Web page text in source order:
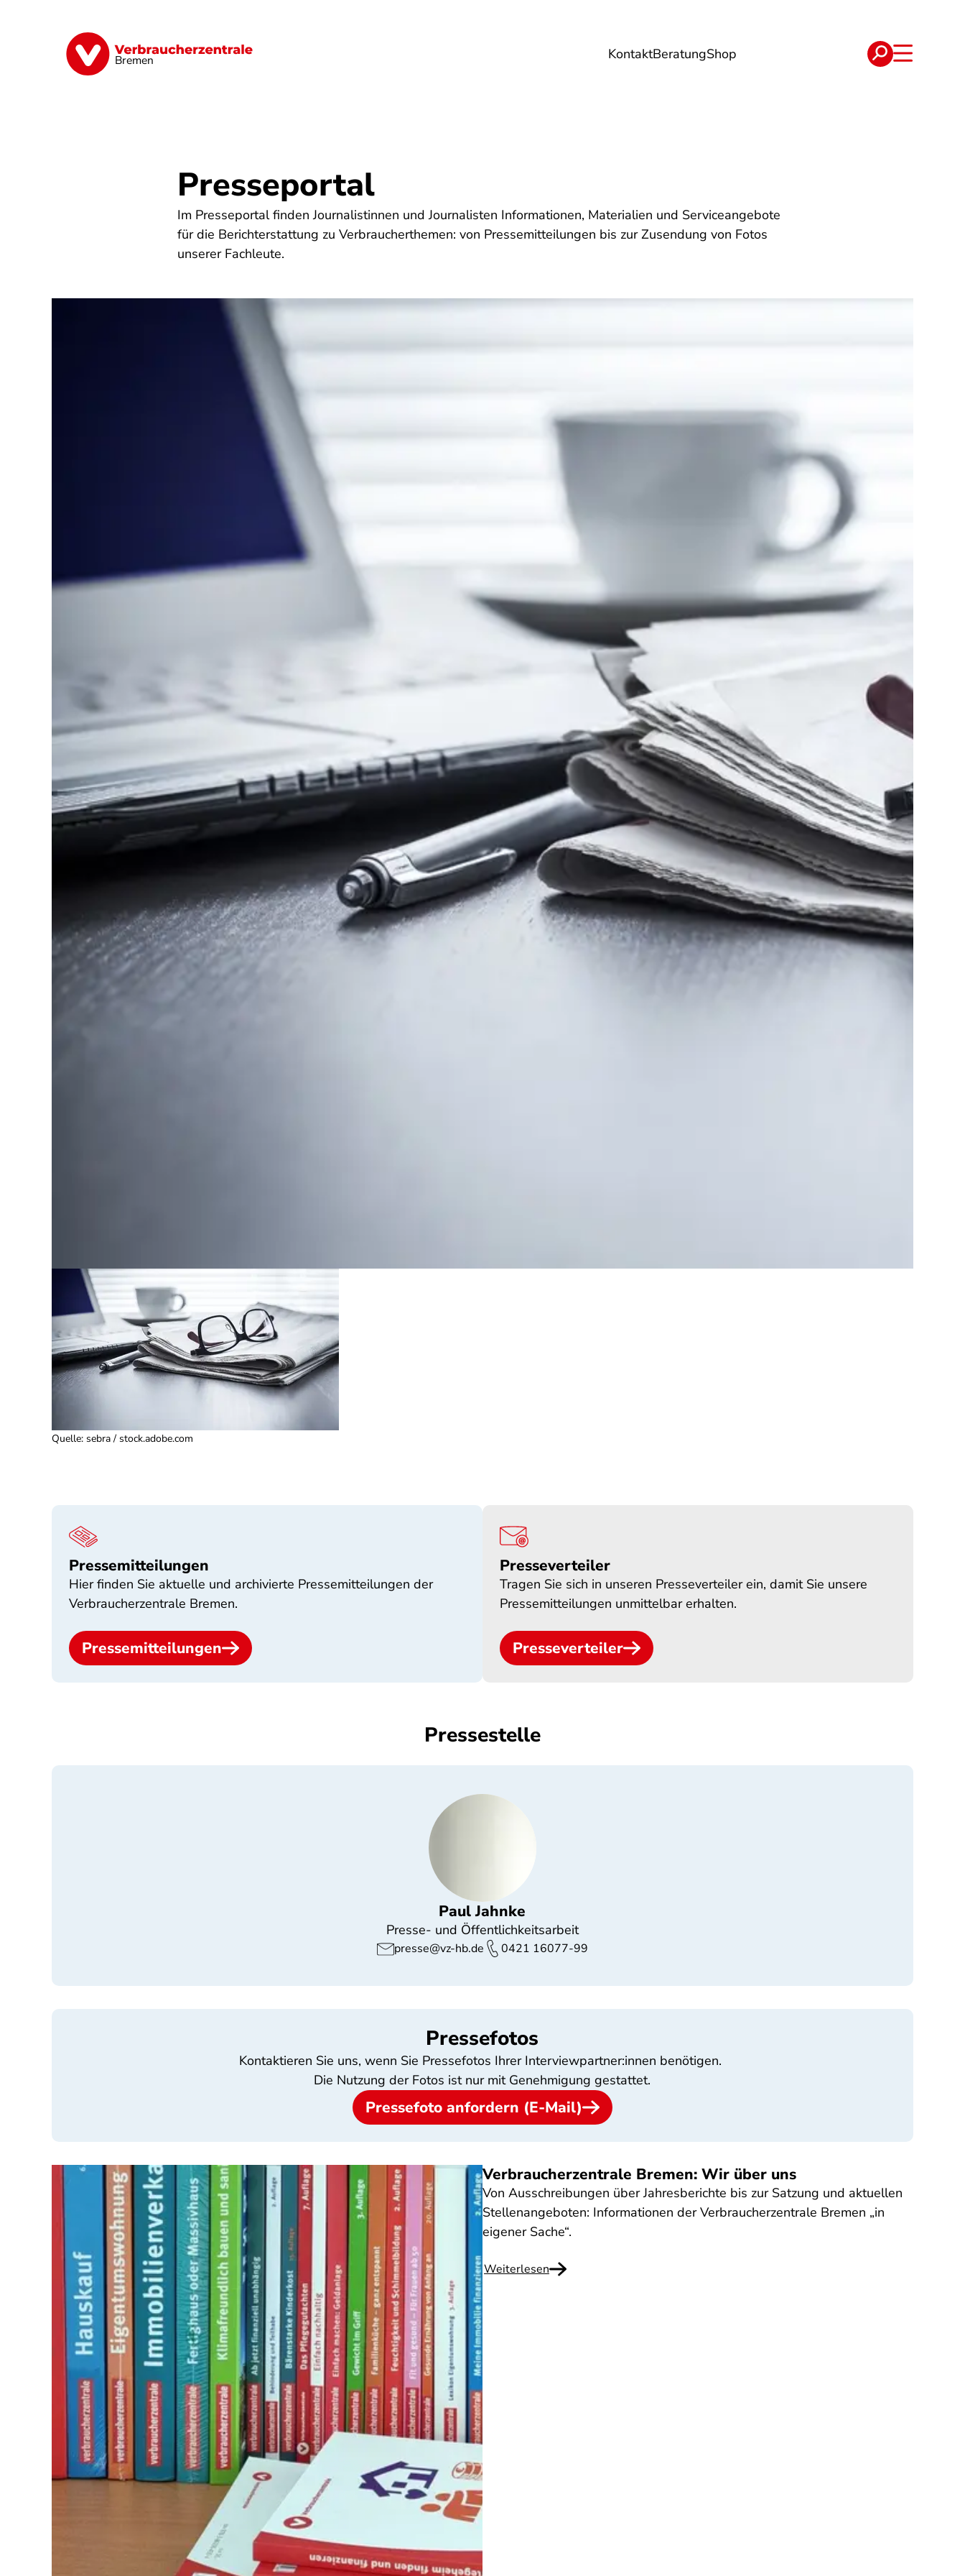
Bremen KontaktBeratungShop
Finanzen Digitales Lebensmittel Reise Verträge
Presseportal
Im Presseportal finden Journalistinnen und Journalisten Informationen, Materialien und Serviceangebote
für die Berichterstattung zu Verbraucherthemen: von Pressemitteilungen bis zur Zusendung von Fotos
unserer Fachleute.
Quelle: sebra / stock.adobe.com
Pressemitteilungen
Hier finden Sie aktuelle und archivierte Pressemitteilungen der
Verbraucherzentrale Bremen.
Pressemitteilungen
Presseverteiler
Tragen Sie sich in unseren Presseverteiler ein, damit Sie unsere
Pressemitteilungen unmittelbar erhalten.
Presseverteiler
Pressestelle
Paul Jahnke
Presse- und Öffentlichkeitsarbeit
presse@vz-hb.de 0421 16077-99
Pressefotos
Kontaktieren Sie uns, wenn Sie Pressefotos Ihrer Interviewpartner:innen benötigen.
Die Nutzung der Fotos ist nur mit Genehmigung gestattet.
Pressefoto anfordern (E-Mail)
Verbraucherzentrale Bremen: Wir über uns
Von Ausschreibungen über Jahresberichte bis zur Satzung und aktuellen
Stellenangeboten: Informationen der Verbraucherzentrale Bremen „in
eigener Sache“.
Weiterlesen